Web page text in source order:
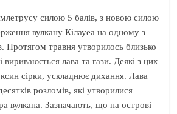
силою 5 балів, з новою силою
вулкану Кілауеа на одному з
Протягом травня утворилось близько
вириваюється лава та гази. Деякі з цих
сірки, ускладнює дихання. Лава
розломів, які утворилися
вулкана. Зазначають, що на острові